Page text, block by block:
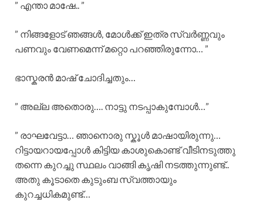
” എന്താ മാഷേ.. ”
” നിങ്ങളോട് ഞങ്ങൾ, മോൾക്ക്‌ ഇത്ര സ്വർണ്ണവും
പണവും വേണമെന്ന് മറ്റൊ പറഞ്ഞിരുന്നോ… ”
ഭാസ്കരൻ മാഷ് ചോദിച്ചതും…
” അല്ല അതൊരു…. നാട്ടു നടപ്പാകുമ്പോൾ…”
” രാഘവേട്ടാ… ഞാനൊരു സ്കൂൾ മാഷായിരുന്നു…
റിട്ടായറായപ്പോൾ കിട്ടിയ കാശുകൊണ്ട് വീടിനടുത്തു
തന്നെ കുറച്ചു സ്ഥലം വാങ്ങി കൃഷി നടത്തുന്നുണ്ട്..
അതു കൂടാതെ കുടുംബ സ്വത്തായും
കുറച്ചധികമുണ്ട്…